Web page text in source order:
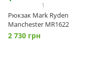
1
Рюкзак Mark Ryden
Manchester MR1622
2 730 грн